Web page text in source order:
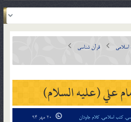
قرآن شناسی
علي‌ (علیه السلام‌)
,کتب اسلامی,کلام جاودان